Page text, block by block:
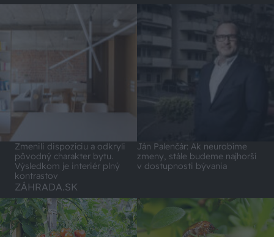
Zmenili dispozíciu a odkryli
pôvodný charakter bytu.
Výsledkom je interiér plný
kontrastov
Ján Palenčár: Ak neurobíme
zmeny, stále budeme najhorší
v dostupnosti bývania
ZÁHRADA.SK